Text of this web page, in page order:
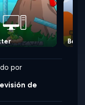
por
de